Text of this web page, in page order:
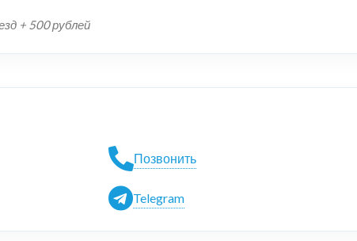
+ 500 рублей
Позвонить
Telegram